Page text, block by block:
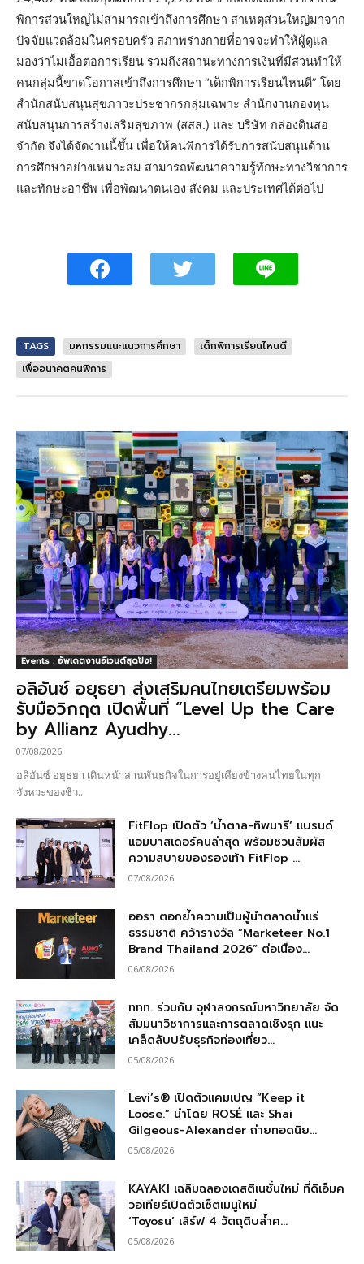
พิการส่วนใหญ่ไม่สามารถเข้าถึงการศึกษา สาเหตุส่วนใหญ่มาจาก
ปัจจัยแวดล้อมในครอบครัว สภาพร่างกายที่อาจจะทำให้ผู้ดูแล
มองว่าไม่เอื้อต่อการเรียน รวมถึงสถานะทางการเงินที่มีส่วนทำให้
คนกลุ่มนี้ขาดโอกาสเข้าถึงการศึกษา “เด็กพิการเรียนไหนดี” โดย
สำนักสนับสนุนสุขภาวะประชากรกลุ่มเฉพาะ สำนักงานกองทุน
สนับสนุนการสร้างเสริมสุขภาพ (สสส.) และ บริษัท กล่องดินสอ
จำกัด จึงได้จัดงานนี้ขึ้น เพื่อให้คนพิการได้รับการสนับสนุนด้าน
การศึกษาอย่างเหมาะสม สามารถพัฒนาความรู้ทักษะทางวิชาการ
และทักษะอาชีพ เพื่อพัฒนาตนเอง สังคม และประเทศได้ต่อไป
TAGS มหกรรมแนะแนวการศึกษา
เด็กพิการเรียนไหนดี
เพื่ออนาคตคนพิการ
Events : อัพเดตงานอีเวนต์สุดปัง!
อลิอันซ์ อยุธยา ส่งเสริมคนไทยเตรียมพร้อม
รับมือวิกฤต เปิดพื้นที่ “Level Up the Care
by Allianz Ayudhy...
07/08/2026
อลิอันซ์ อยุธยา เดินหน้าสานพันธกิจในการอยู่เคียงข้างคนไทยในทุก
จังหวะของชีว...
FitFlop เปิดตัว ‘น้ำตาล-ทิพนารี’ แบรนด์
แอมบาสเดอร์คนล่าสุด พร้อมชวนสัมผัส
ความสบายของรองเท้า FitFlop ...
07/08/2026
ออรา ตอกย้ำความเป็นผู้นำตลาดน้ำแร่
ธรรมชาติ คว้ารางวัล “Marketeer No.1
Brand Thailand 2026” ต่อเนื่อง...
06/08/2026
ททท. ร่วมกับ จุฬาลงกรณ์มหาวิทยาลัย จัด
สัมมนาวิชาการและการตลาดเชิงรุก แนะ
เคล็ดลับปรับธุรกิจท่องเที่ยว...
05/08/2026
Levi’s® เปิดตัวแคมเปญ “Keep it
Loose.” นำโดย ROSÉ และ Shai
Gilgeous-Alexander ถ่ายทอดนิย...
05/08/2026
KAYAKI เฉลิมฉลองเดสติเนชั่นใหม่ ที่ดิเอ็มค
วอเทียร์เปิดตัวเซ็ตเมนูใหม่
‘Toyosu’ เสิร์ฟ 4 วัตถุดิบล้ำค...
05/08/2026